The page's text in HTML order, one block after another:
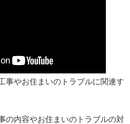
事やお住まいのトラブルに関連す
の内容やお住まいのトラブルの対